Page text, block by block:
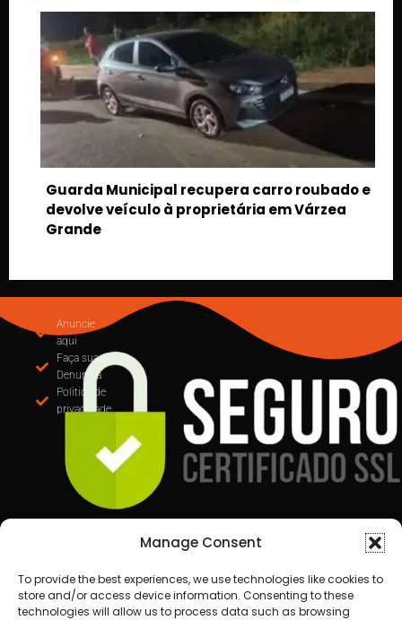
Manage Consent
To provide the best experiences, we use technologies like cookies to
store and/or access device information. Consenting to these
technologies will allow us to process data such as browsing
carro roubado e
em Várzea
Suspeito furta HB20, foge
preso após perseguição
Anuncie
Denuncia
Politica de
privacidade